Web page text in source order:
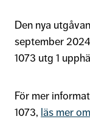
Den nya
september
1073 utg 1
För mer
1073, läs mer